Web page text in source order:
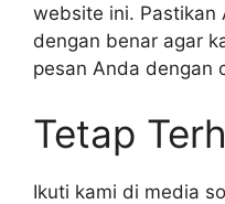
website ini. Pastikan
dengan benar agar
pesan Anda dengan
Tetap
Ikuti kami di media